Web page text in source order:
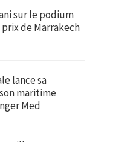
sur le podium
de Marrakech
lance sa
maritime
Med